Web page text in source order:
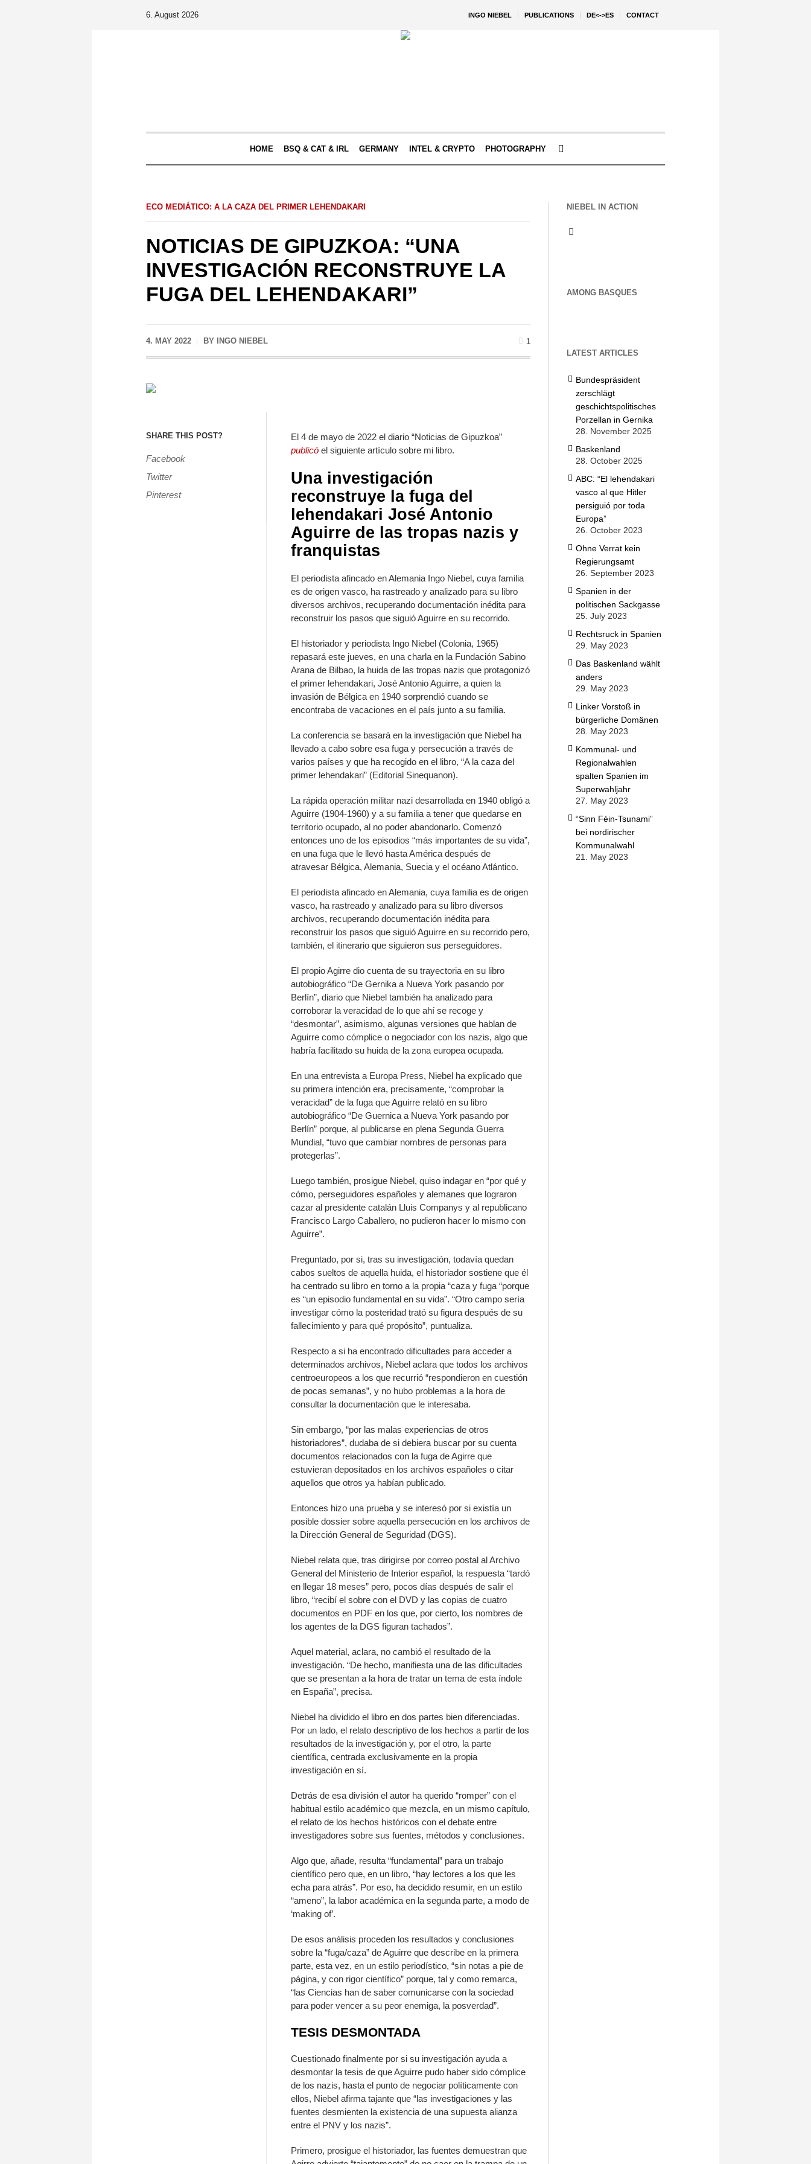
INGO NIEBEL PUBLICATIONS DE<->ES CONTACT
6. August 2026
HOME BSQ & CAT & IRL GERMANY INTEL & CRYPTO PHOTOGRAPHY
ECO MEDIÁTICO: A LA CAZA DEL PRIMER LEHENDAKARI
NOTICIAS DE GIPUZKOA: “UNA
INVESTIGACIÓN RECONSTRUYE LA
FUGA DEL LEHENDAKARI”
4. MAY 2022 BY INGO NIEBEL 1
SHARE THIS POST?
Facebook
Twitter
Pinterest
El 4 de mayo de 2022 el diario “Noticias de Gipuzkoa”
publicó el siguiente artículo sobre mi libro.
Una investigación
reconstruye la fuga del
lehendakari José Antonio
Aguirre de las tropas nazis y
franquistas
El periodista afincado en Alemania Ingo Niebel, cuya familia
es de origen vasco, ha rastreado y analizado para su libro
diversos archivos, recuperando documentación inédita para
reconstruir los pasos que siguió Aguirre en su recorrido.
El historiador y periodista Ingo Niebel (Colonia, 1965)
repasará este jueves, en una charla en la Fundación Sabino
Arana de Bilbao, la huida de las tropas nazis que protagonizó
el primer lehendakari, José Antonio Aguirre, a quien la
invasión de Bélgica en 1940 sorprendió cuando se
encontraba de vacaciones en el país junto a su familia.
La conferencia se basará en la investigación que Niebel ha
llevado a cabo sobre esa fuga y persecución a través de
varios países y que ha recogido en el libro, “A la caza del
primer lehendakari” (Editorial Sinequanon).
La rápida operación militar nazi desarrollada en 1940 obligó a
Aguirre (1904-1960) y a su familia a tener que quedarse en
territorio ocupado, al no poder abandonarlo. Comenzó
entonces uno de los episodios “más importantes de su vida”,
en una fuga que le llevó hasta América después de
atravesar Bélgica, Alemania, Suecia y el océano Atlántico.
El periodista afincado en Alemania, cuya familia es de origen
vasco, ha rastreado y analizado para su libro diversos
archivos, recuperando documentación inédita para
reconstruir los pasos que siguió Aguirre en su recorrido pero,
también, el itinerario que siguieron sus perseguidores.
El propio Agirre dio cuenta de su trayectoria en su libro
autobiográfico “De Gernika a Nueva York pasando por
Berlín”, diario que Niebel también ha analizado para
corroborar la veracidad de lo que ahí se recoge y
“desmontar”, asimismo, algunas versiones que hablan de
Aguirre como cómplice o negociador con los nazis, algo que
habría facilitado su huida de la zona europea ocupada.
En una entrevista a Europa Press, Niebel ha explicado que
su primera intención era, precisamente, “comprobar la
veracidad” de la fuga que Aguirre relató en su libro
autobiográfico “De Guernica a Nueva York pasando por
Berlín” porque, al publicarse en plena Segunda Guerra
Mundial, “tuvo que cambiar nombres de personas para
protegerlas”.
Luego también, prosigue Niebel, quiso indagar en “por qué y
cómo, perseguidores españoles y alemanes que lograron
cazar al presidente catalán Lluis Companys y al republicano
Francisco Largo Caballero, no pudieron hacer lo mismo con
Aguirre”.
Preguntado, por si, tras su investigación, todavía quedan
cabos sueltos de aquella huida, el historiador sostiene que él
ha centrado su libro en torno a la propia “caza y fuga “porque
es “un episodio fundamental en su vida”. “Otro campo sería
investigar cómo la posteridad trató su figura después de su
fallecimiento y para qué propósito”, puntualiza.
Respecto a si ha encontrado dificultades para acceder a
determinados archivos, Niebel aclara que todos los archivos
centroeuropeos a los que recurrió “respondieron en cuestión
de pocas semanas”, y no hubo problemas a la hora de
consultar la documentación que le interesaba.
Sin embargo, “por las malas experiencias de otros
historiadores”, dudaba de si debiera buscar por su cuenta
documentos relacionados con la fuga de Agirre que
estuvieran depositados en los archivos españoles o citar
aquellos que otros ya habían publicado.
Entonces hizo una prueba y se interesó por si existía un
posible dossier sobre aquella persecución en los archivos de
la Dirección General de Seguridad (DGS).
Niebel relata que, tras dirigirse por correo postal al Archivo
General del Ministerio de Interior español, la respuesta “tardó
en llegar 18 meses” pero, pocos días después de salir el
libro, “recibí el sobre con el DVD y las copias de cuatro
documentos en PDF en los que, por cierto, los nombres de
los agentes de la DGS figuran tachados”.
Aquel material, aclara, no cambió el resultado de la
investigación. “De hecho, manifiesta una de las dificultades
que se presentan a la hora de tratar un tema de esta índole
en España”, precisa.
Niebel ha dividido el libro en dos partes bien diferenciadas.
Por un lado, el relato descriptivo de los hechos a partir de los
resultados de la investigación y, por el otro, la parte
científica, centrada exclusivamente en la propia
investigación en sí.
Detrás de esa división el autor ha querido “romper” con el
habitual estilo académico que mezcla, en un mismo capítulo,
el relato de los hechos históricos con el debate entre
investigadores sobre sus fuentes, métodos y conclusiones.
Algo que, añade, resulta “fundamental” para un trabajo
científico pero que, en un libro, “hay lectores a los que les
echa para atrás”. Por eso, ha decidido resumir, en un estilo
“ameno”, la labor académica en la segunda parte, a modo de
‘making of’.
De esos análisis proceden los resultados y conclusiones
sobre la “fuga/caza” de Aguirre que describe en la primera
parte, esta vez, en un estilo periodístico, “sin notas a pie de
página, y con rigor científico” porque, tal y como remarca,
“las Ciencias han de saber comunicarse con la sociedad
para poder vencer a su peor enemiga, la posverdad”.
TESIS DESMONTADA
Cuestionado finalmente por si su investigación ayuda a
desmontar la tesis de que Aguirre pudo haber sido cómplice
de los nazis, hasta el punto de negociar políticamente con
ellos, Niebel afirma tajante que “las investigaciones y las
fuentes desmienten la existencia de una supuesta alianza
entre el PNV y los nazis”.
Primero, prosigue el historiador, las fuentes demuestran que
NIEBEL IN ACTION
AMONG BASQUES
LATEST ARTICLES
Bundespräsident
zerschlägt
geschichtspolitisches
Porzellan in Gernika
28. November 2025
Baskenland
28. October 2025
ABC: “El lehendakari
vasco al que Hitler
persiguió por toda
Europa”
26. October 2023
Ohne Verrat kein
Regierungsamt
26. September 2023
Spanien in der
politischen Sackgasse
25. July 2023
Rechtsruck in Spanien
29. May 2023
Das Baskenland wählt
anders
29. May 2023
Linker Vorstoß in
bürgerliche Domänen
28. May 2023
Kommunal- und
Regionalwahlen
spalten Spanien im
Superwahljahr
27. May 2023
“Sinn Féin-Tsunami”
bei nordirischer
Kommunalwahl
21. May 2023